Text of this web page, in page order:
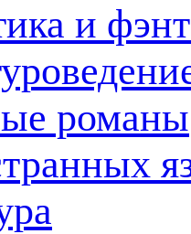
и
романы